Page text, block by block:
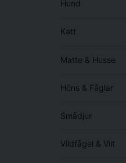
Hund
Katt
Matte & Husse
Höns & Fåglar
Smådjur
Vildfågel & Vilt